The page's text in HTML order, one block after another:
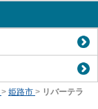
> 姫路市 > リバーテラ